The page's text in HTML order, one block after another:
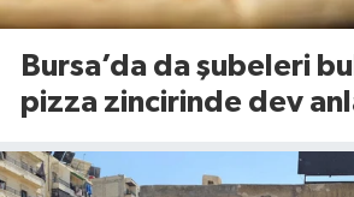
Bursa’da da şubeleri
pizza zincirinde dev